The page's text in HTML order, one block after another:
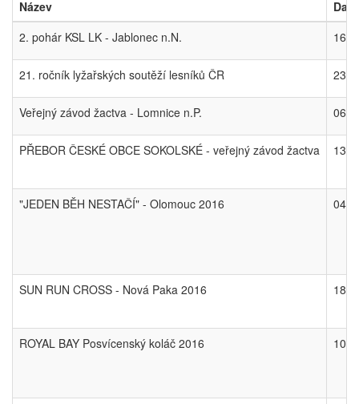
Název
2. pohár KSL LK - Jablonec n.N.
21. ročník lyžařských soutěží lesníků ČR
Veřejný závod žactva - Lomnice n.P.
PŘEBOR ČESKÉ OBCE SOKOLSKÉ - veřejný závod žactva
"JEDEN BĚH NESTAČÍ" - Olomouc 2016
SUN RUN CROSS - Nová Paka 2016
ROYAL BAY Posvícenský koláč 2016